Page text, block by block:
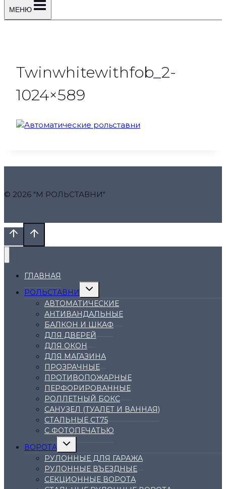
МЕНЮ
Twinwhitewithfob_2-
1024×589
© 2026 "М РОЛЬСТАВНИ"
ГЛАВНАЯ
РОЛЬСТАВНИ
Переключить
меню
АВТОМАТИЧЕСКИЕ
АНТИВАНДАЛЬНЫЕ
БАЛКОН И ШКАФ
ДЛЯ ДВЕРЕЙ
ДЛЯ ОКОН
ДЛЯ МАГАЗИНА
ПРОЗРАЧНЫЕ
ПРОТИВОПОЖАРНЫЕ
ПЕРФОРИРОВАННЫЕ
РОЛЛЕТНЫЙ БОКС
САНУЗЕЛ (ТУАЛЕТ И ВАННАЯ)
СТАЛЬНЫЕ СТ75
С ФОТОПЕЧАТЬЮ
ВОРОТА
Переключить
меню
РУЛОННЫЕ ДЛЯ ГАРАЖА
РУЛОННЫЕ ВЪЕЗДНЫЕ
СЕКЦИОННЫЕ ВОРОТА